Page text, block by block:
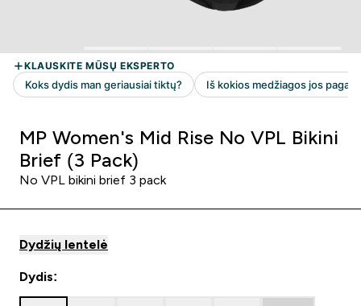
MP Women's Mid Rise No VPL Bikini
Brief (3 Pack)
No VPL bikini brief 3 pack
Dydžių lentelė
Dydis: